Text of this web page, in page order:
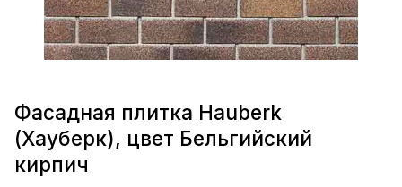
Фасадная плитка Hauberk
(Хауберк), цвет Бельгийский
кирпич